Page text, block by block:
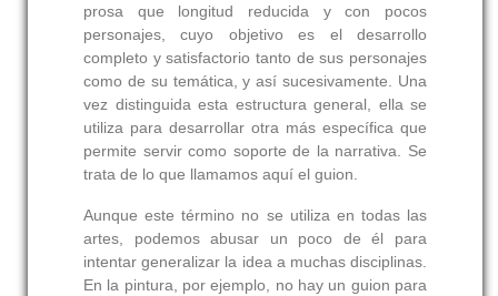
prosa que longitud reducida y con pocos
personajes, cuyo objetivo es el desarrollo
completo y satisfactorio tanto de sus personajes
como de su temática, y así sucesivamente. Una
vez distinguida esta estructura general, ella se
utiliza para desarrollar otra más específica que
permite servir como soporte de la narrativa. Se
trata de lo que llamamos aquí el guion.
Aunque este término no se utiliza en todas las
artes, podemos abusar un poco de él para
intentar generalizar la idea a muchas disciplinas.
En la pintura, por ejemplo, no hay un guion para